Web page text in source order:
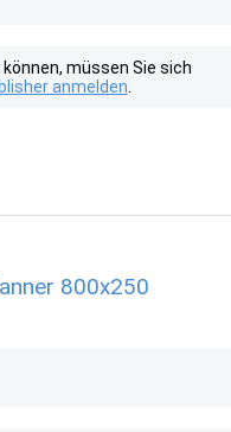
müssen Sie sich
anmelden
800x250